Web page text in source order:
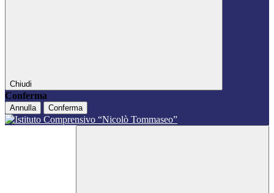
Chiudi
Conferma
Annulla Conferma